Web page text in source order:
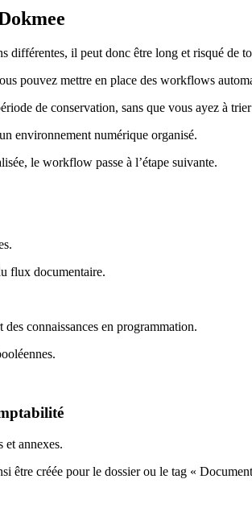
différentes, il peut donc être long et risqué de
pouvez mettre en place des workflows
de conservation, sans que vous ayez à
environnement numérique organisé.
le workflow passe à l’étape suivante.
flux documentaire.
connaissances en programmation.
et annexes.
être créée pour le dossier ou le tag «